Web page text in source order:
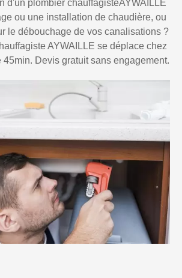
d'un plombier chauffagisteAYWAILLE
ou une installation de chaudière, ou
le débouchage de vos canalisations ?
AYWAILLE se déplace chez
45min. Devis gratuit sans engagement.